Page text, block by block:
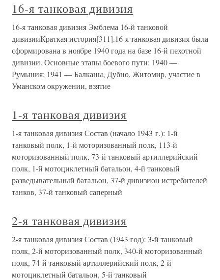
16-я танковая дивизия
16-я танковая дивизия Эмблема 16-й танковой
дивизииКраткая история[311].16-я танковая дивизия была
сформирована в ноябре 1940 года на базе 16-й пехотной
дивизии. Основные этапы боевого пути: 1940 —
Румыния; 1941 — Балканы, Дубно, Житомир, участие в
Уманском окружении, взятие
1-я танковая дивизия
1-я танковая дивизия Состав (начало 1943 г.): 1-й
танковый полк, 1-й моторизованный полк, 113-й
моторизованный полк, 73-й танковый артиллерийский
полк, 1-й мотоциклетный батальон, 4-й танковый
разведывательный батальон, 37-й дивизион истребителей
танков, 37-й танковый саперный
2-я танковая дивизия
2-я танковая дивизия Состав (1943 год): 3-й танковый
полк, 2-й моторизованный полк, 340-й моторизованный
полк, 74-й танковый артиллерийский полк, 2-й
мотоциклетный батальон, 5-й танковый